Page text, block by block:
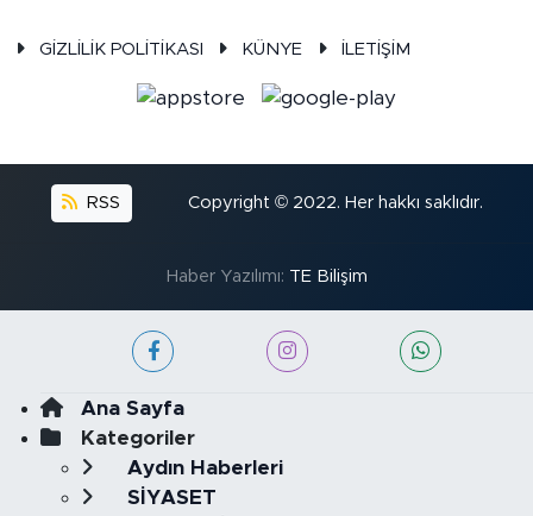
GİZLİLİK POLİTİKASI KÜNYE İLETİŞİM
RSS Copyright © 2022. Her hakkı saklıdır.
Haber Yazılımı: TE Bilişim
Ana Sayfa
Kategoriler
Aydın Haberleri
SİYASET